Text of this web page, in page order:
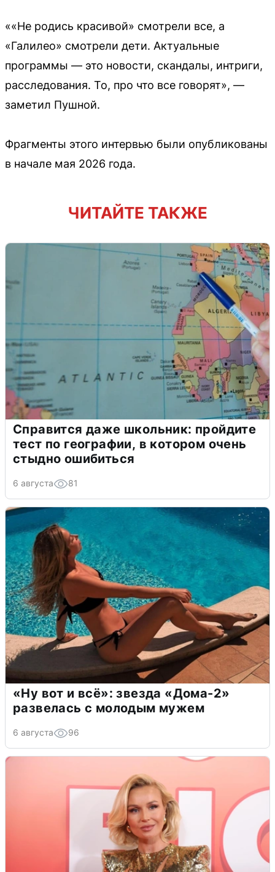
««Не родись красивой» смотрели все, а
«Галилео» смотрели дети. Актуальные
программы — это новости, скандалы, интриги,
расследования. То, про что все говорят», —
заметил Пушной.
Фрагменты этого интервью были опубликованы
в начале мая 2026 года.
ЧИТАЙТЕ ТАКЖЕ
Справится даже школьник: пройдите
тест по географии, в котором очень
стыдно ошибиться
6 августа 81
«Ну вот и всё»: звезда «Дома-2»
развелась с молодым мужем
6 августа 96